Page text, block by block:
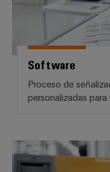
Software
Proceso de
personalizadas